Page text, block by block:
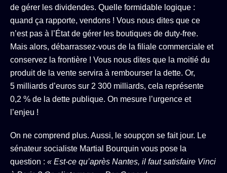
de gérer les dividendes. Quelle formidable logique :
quand ça rapporte, vendons ! Vous nous dites que ce
n’est pas à l’État de gérer les boutiques de duty-free.
Mais alors, débarrassez-vous de la filiale commerciale et
conservez la frontière ! Vous nous dites que la moitié du
produit de la vente servira à rembourser la dette. Or,
5 milliards d’euros sur 2 300 milliards, cela représente
0,2 % de la dette publique. On mesure l’urgence et
l’enjeu !
On ne comprend plus. Aussi, le soupçon se fait jour. Le
sénateur socialiste Martial Bourquin vous pose la
question : « Est-ce qu’après Nantes, il faut satisfaire Vinci